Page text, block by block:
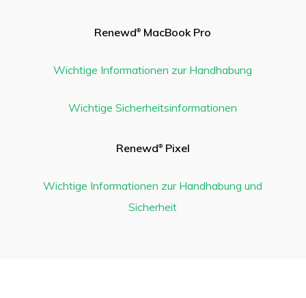
Renewd® MacBook Pro
Wichtige Informationen zur Handhabung
Wichtige Sicherheitsinformationen
Renewd®Pixel
Wichtige Informationen zur Handhabung und
Sicherheit